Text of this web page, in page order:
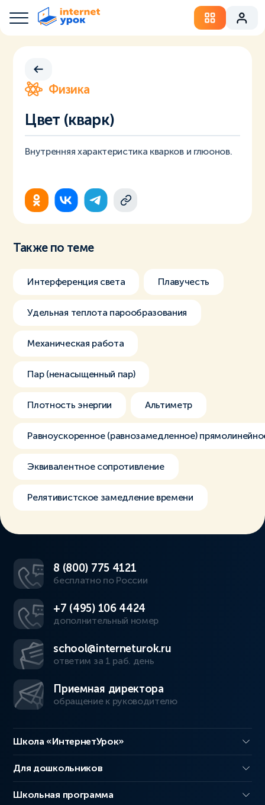
Физика
Цвет (кварк)
Внутренняя характеристика кварков и глюонов.
Также по теме
Интерференция света Плавучесть
Удельная теплота парообразования
Механическая работа
Пар (ненасыщенный пар)
Плотность энергии Альтиметр
Равноускоренное (равнозамедленное)
Эквивалентное сопротивление
Релятивистское замедление времени
8 (800) 775 4121
бесплатно по России
+7 (495) 106 4424
дополнительный номер
school@interneturok.ru
ответим за 1 раб. день
Приемная директора
обращение к руководителю
Школа «ИнтернетУрок»
Для дошкольников
Школьная программа